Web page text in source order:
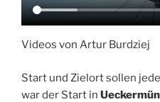
Videos von Artur Burdziej
Start und Zielort sollen
war der Start in